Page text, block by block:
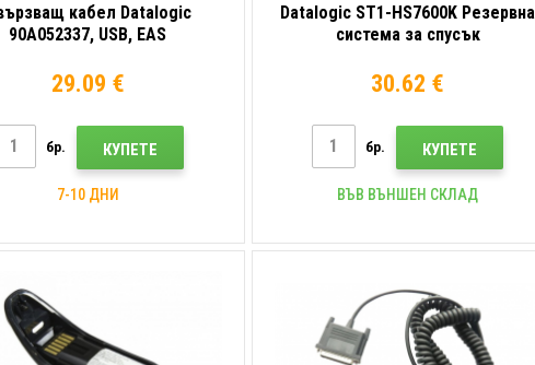
кабел Datalogic
90A052337, USB, EAS
29.09 €
бр. КУПЕТЕ
7-10 ДНИ
Datalogic ST1-HS7600K Резервна
система за спусък
30.62 €
бр. КУПЕТЕ
ВЪВ ВЪНШЕН СКЛАД